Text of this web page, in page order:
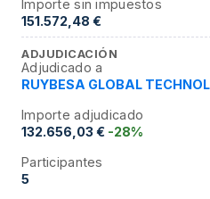
Importe sin impuestos
151.572,48 €
ADJUDICACIÓN
Adjudicado a
RUYBESA GLOBAL
Importe adjudicado
132.656,03 € -28%
Participantes
5